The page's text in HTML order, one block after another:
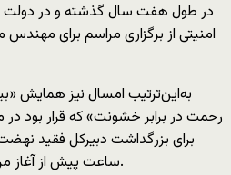
در طول هفت سال گذشته و در دولت
امنیتی از برگزاری مراسم برای
به‌این‌ترتیب امسال نیز همایش
رحمت در برابر خشونت» که قرار بود در
برای بزرگداشت دبیرکل فقید نهضت
ساعت پیش از آغاز مراسم، توسط اداره اماکن لغو شد.